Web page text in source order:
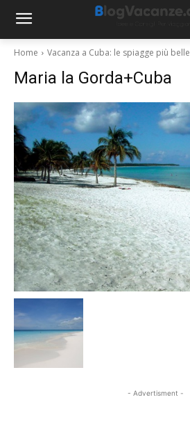
Home Vacanza a Cuba: le spiagge più belle
Maria la Gorda+Cuba
- Advertisment -